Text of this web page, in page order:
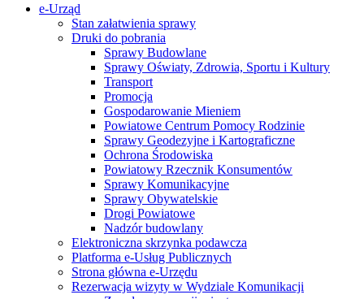
e-Urząd
Stan załatwienia sprawy
Druki do pobrania
Sprawy Budowlane
Sprawy Oświaty, Zdrowia, Sportu i Kultury
Transport
Promocja
Gospodarowanie Mieniem
Powiatowe Centrum Pomocy Rodzinie
Sprawy Geodezyjne i Kartograficzne
Ochrona Środowiska
Powiatowy Rzecznik Konsumentów
Sprawy Komunikacyjne
Sprawy Obywatelskie
Drogi Powiatowe
Nadzór budowlany
Elektroniczna skrzynka podawcza
Platforma e-Usług Publicznych
Strona główna e-Urzędu
Rezerwacja wizyty w Wydziale Komunikacji